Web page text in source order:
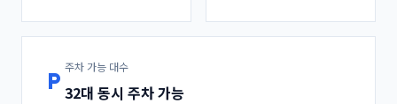
local_parking
주차 가능 대수
32대 동시 주차 가능